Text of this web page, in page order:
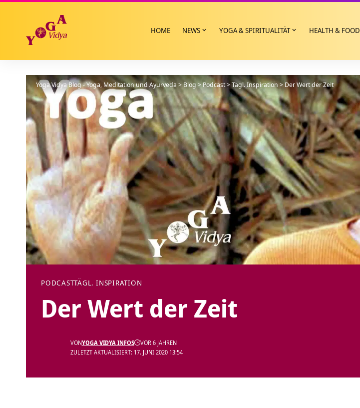
HOME NEWS YOGA & SPIRITUALITÄT HEALTH & FOOD
Yoga Vidya Blog - Yoga, Meditation und Ayurveda >Blog >Podcast>Tägl. Inspiration> Der Wert der Zeit
PODCASTTÄGL. INSPIRATION
Der Wert der Zeit
ZULETZT AKTUALISIERT: 17. JUNI 2020 13:54
VONYOGA VIDYA INFOS VOR 6 JAHREN